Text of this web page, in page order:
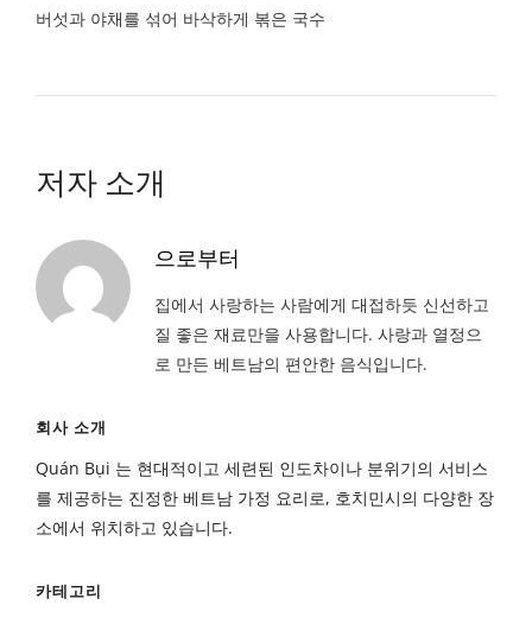
버섯과 야채를 섞어 바삭하게 볶은 국수
저자 소개
으로부터
집에서 사랑하는 사람에게 대접하듯 신선하고
질 좋은 재료만을 사용합니다. 사랑과 열정으
로 만든 베트남의 편안한 음식입니다.
회사 소개
Quán Bụi 는 현대적이고 세련된 인도차이나 분위기의 서비스
를 제공하는 진정한 베트남 가정 요리로, 호치민시의 다양한 장
소에서 위치하고 있습니다.
카테고리